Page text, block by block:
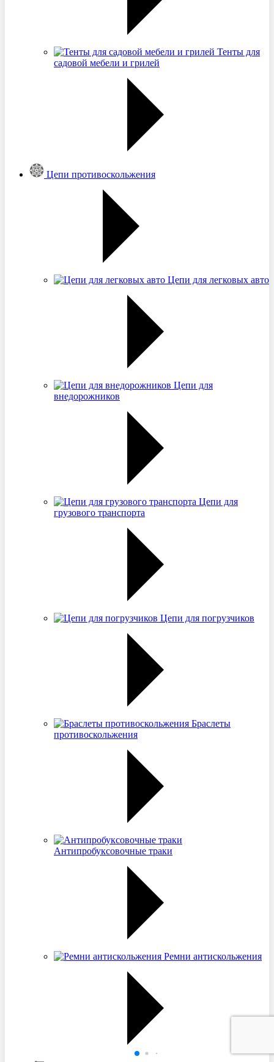
Тенты для
садовой мебели и грилей
Цепи противоскольжения
Цепи для легковых авто
Цепи для
внедорожников
Цепи для
грузового транспорта
Цепи для погрузчиков
Браслеты
противоскольжения
Антипробуксовочные траки
Ремни антискольжения